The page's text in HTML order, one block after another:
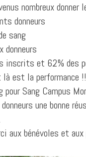
nombreux donner
donneurs
sang
donneurs
inscrits et 62% des
est la performance
pour Sang Campus
une bonne
aux bénévoles et